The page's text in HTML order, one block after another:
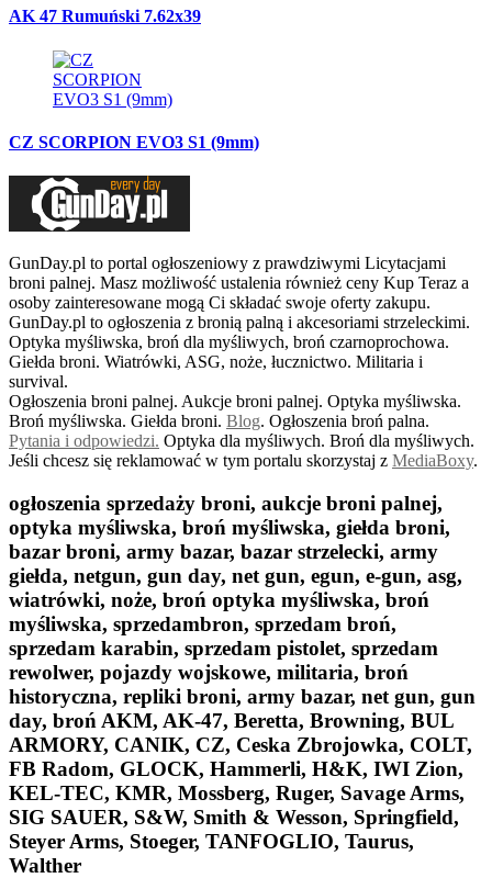
AK 47 Rumuński 7.62x39
CZ SCORPION EVO3 S1 (9mm)
GunDay.pl to portal ogłoszeniowy z prawdziwymi Licytacjami
broni palnej. Masz możliwość ustalenia również ceny Kup Teraz a
osoby zainteresowane mogą Ci składać swoje oferty zakupu.
GunDay.pl to ogłoszenia z bronią palną i akcesoriami strzeleckimi.
Optyka myśliwska, broń dla myśliwych, broń czarnoprochowa.
Giełda broni. Wiatrówki, ASG, noże, łucznictwo. Militaria i
survival.
Ogłoszenia broni palnej. Aukcje broni palnej. Optyka myśliwska.
Broń myśliwska. Giełda broni. Blog. Ogłoszenia broń palna.
Pytania i odpowiedzi. Optyka dla myśliwych. Broń dla myśliwych.
Jeśli chcesz się reklamować w tym portalu skorzystaj z MediaBoxy.
ogłoszenia sprzedaży broni, aukcje broni palnej,
optyka myśliwska, broń myśliwska, giełda broni,
bazar broni, army bazar, bazar strzelecki, army
giełda, netgun, gun day, net gun, egun, e-gun, asg,
wiatrówki, noże, broń optyka myśliwska, broń
myśliwska, sprzedambron, sprzedam broń,
sprzedam karabin, sprzedam pistolet, sprzedam
rewolwer, pojazdy wojskowe, militaria, broń
historyczna, repliki broni, army bazar, net gun, gun
day, broń AKM, AK-47, Beretta, Browning, BUL
ARMORY, CANIK, CZ, Ceska Zbrojowka, COLT,
FB Radom, GLOCK, Hammerli, H&K, IWI Zion,
KEL-TEC, KMR, Mossberg, Ruger, Savage Arms,
SIG SAUER, S&W, Smith & Wesson, Springfield,
Steyer Arms, Stoeger, TANFOGLIO, Taurus,
Walther